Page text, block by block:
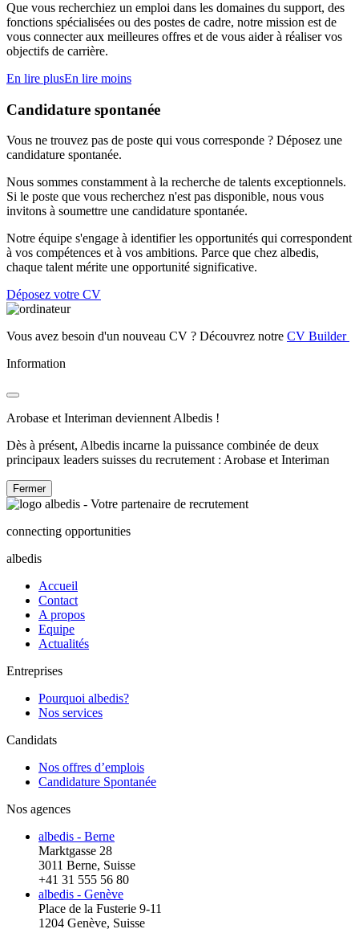
Que vous recherchiez un emploi dans les domaines du support, des
fonctions spécialisées ou des postes de cadre, notre mission est de
vous connecter aux meilleures offres et de vous aider à réaliser vos
objectifs de carrière.
En lire plusEn lire moins
Candidature spontanée
Vous ne trouvez pas de poste qui vous corresponde ? Déposez une
candidature spontanée.
Nous sommes constamment à la recherche de talents exceptionnels.
Si le poste que vous recherchez n'est pas disponible, nous vous
invitons à soumettre une candidature spontanée.
Notre équipe s'engage à identifier les opportunités qui correspondent
à vos compétences et à vos ambitions. Parce que chez albedis,
chaque talent mérite une opportunité significative.
Déposez votre CV
Vous avez besoin d'un nouveau CV ? Découvrez notre CV Builder
Information
Arobase et Interiman deviennent Albedis !
Dès à présent, Albedis incarne la puissance combinée de deux
principaux leaders suisses du recrutement : Arobase et Interiman
Fermer
connecting opportunities
albedis
Accueil
Contact
A propos
Equipe
Actualités
Entreprises
Pourquoi albedis?
Nos services
Candidats
Nos offres d’emplois
Candidature Spontanée
Nos agences
albedis - Berne
Marktgasse 28
3011 Berne, Suisse
+41 31 555 56 80
albedis - Genève
Place de la Fusterie 9-11
1204 Genève, Suisse